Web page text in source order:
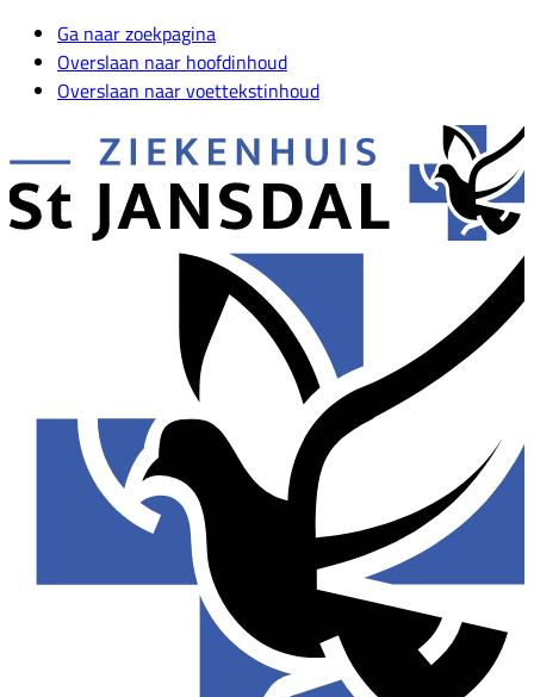
Ga naar zoekpagina
Overslaan naar hoofdinhoud
Overslaan naar voettekstinhoud